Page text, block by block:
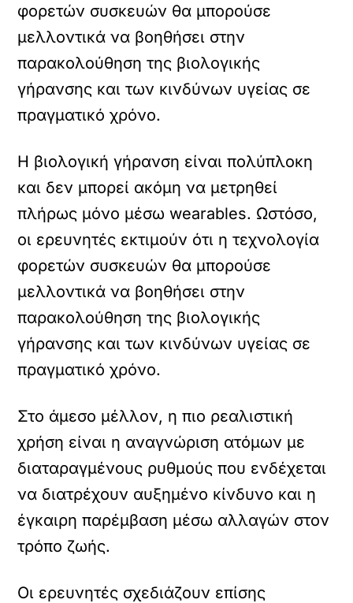
φορετών συσκευών θα μπορούσε
μελλοντικά να βοηθήσει στην
παρακολούθηση της βιολογικής
γήρανσης και των κινδύνων υγείας σε
πραγματικό χρόνο.
Η βιολογική γήρανση είναι πολύπλοκη
και δεν μπορεί ακόμη να μετρηθεί
πλήρως μόνο μέσω wearables. Ωστόσο,
οι ερευνητές εκτιμούν ότι η τεχνολογία
φορετών συσκευών θα μπορούσε
μελλοντικά να βοηθήσει στην
παρακολούθηση της βιολογικής
γήρανσης και των κινδύνων υγείας σε
πραγματικό χρόνο.
Στο άμεσο μέλλον, η πιο ρεαλιστική
χρήση είναι η αναγνώριση ατόμων με
διαταραγμένους ρυθμούς που ενδέχεται
να διατρέχουν αυξημένο κίνδυνο και η
έγκαιρη παρέμβαση μέσω αλλαγών στον
τρόπο ζωής.
Οι ερευνητές σχεδιάζουν επίσης